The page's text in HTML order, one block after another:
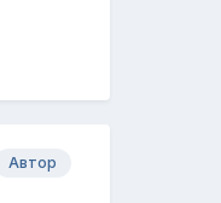
Автор